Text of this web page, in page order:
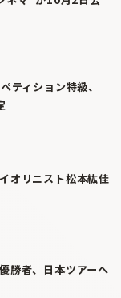
ティション特級、
オリニスト松本紘佳
勝者、日本ツアーへ